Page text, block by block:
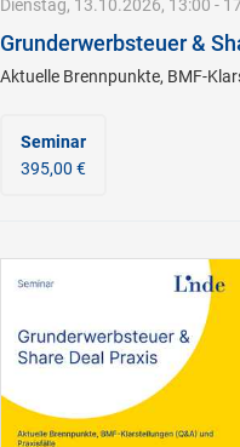
Dienstag, 13.10.2026, 13:00 -
Grunderwerbsteuer &
Aktuelle Brennpunkte, BMF-
Seminar
395,00 €